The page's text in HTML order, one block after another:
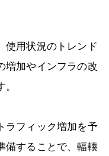
使用状況のトレンド
増加やインフラの改
ラフィック増加を予
備することで、輻輳